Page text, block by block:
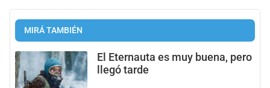
MIRÁ TAMBIÉN
El Eternauta es muy buena, pero
llegó tarde